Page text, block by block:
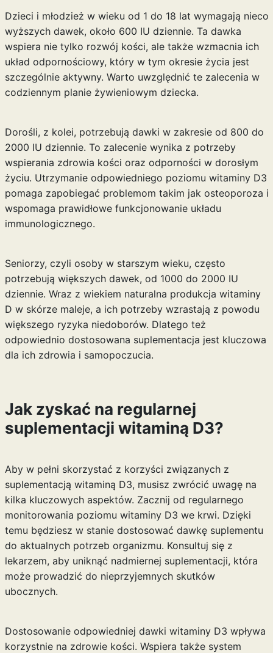
Dzieci i młodzież w wieku od 1 do 18 lat wymagają nieco
wyższych dawek, około 600 IU dziennie. Ta dawka
wspiera nie tylko rozwój kości, ale także wzmacnia ich
układ odpornościowy, który w tym okresie życia jest
szczególnie aktywny. Warto uwzględnić te zalecenia w
codziennym planie żywieniowym dziecka.
Dorośli, z kolei, potrzebują dawki w zakresie od 800 do
2000 IU dziennie. To zalecenie wynika z potrzeby
wspierania zdrowia kości oraz odporności w dorosłym
życiu. Utrzymanie odpowiedniego poziomu witaminy D3
pomaga zapobiegać problemom takim jak osteoporoza i
wspomaga prawidłowe funkcjonowanie układu
immunologicznego.
Seniorzy, czyli osoby w starszym wieku, często
potrzebują większych dawek, od 1000 do 2000 IU
dziennie. Wraz z wiekiem naturalna produkcja witaminy
D w skórze maleje, a ich potrzeby wzrastają z powodu
większego ryzyka niedoborów. Dlatego też
odpowiednio dostosowana suplementacja jest kluczowa
dla ich zdrowia i samopoczucia.
Jak zyskać na regularnej
suplementacji witaminą D3?
Aby w pełni skorzystać z korzyści związanych z
suplementacją witaminą D3, musisz zwrócić uwagę na
kilka kluczowych aspektów. Zacznij od regularnego
monitorowania poziomu witaminy D3 we krwi. Dzięki
temu będziesz w stanie dostosować dawkę suplementu
do aktualnych potrzeb organizmu. Konsultuj się z
lekarzem, aby uniknąć nadmiernej suplementacji, która
może prowadzić do nieprzyjemnych skutków
ubocznych.
Dostosowanie odpowiedniej dawki witaminy D3 wpływa
korzystnie na zdrowie kości. Wspiera także system